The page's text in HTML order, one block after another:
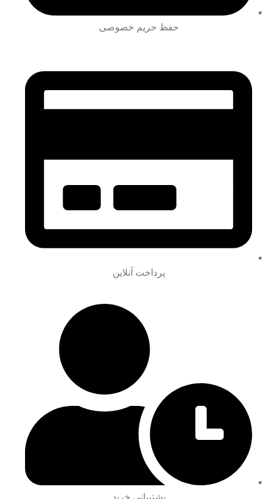
حفظ حریم خصوصی
پرداخت آنلاین